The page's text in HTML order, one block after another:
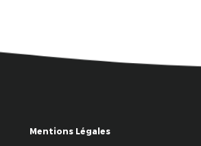
Mentions Légales